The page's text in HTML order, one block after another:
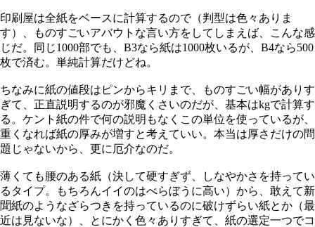
印刷屋は全紙をベースに計算するので（判型は色々ありま
す）、ものすごいアバウトな言い方をしてしまえば、こんな感
じだ。同じ1000部でも、B3なら紙は1000枚いるが、B4なら500
枚で済む。単純計算だけどね。
ちなみに紙の値段はピンからキリまで、ものすごい幅がありす
ぎて、正直説明するのが邪魔くさいのだが、基本はkgで計算す
る。ケント紙の件で何の説明もなくこの単位を使っているが、
重くなれば紙の厚みが増すと考えていい。本当は厚さだけの問
題じゃないから、更に厄介なのだ。
薄くても腰のある紙（決して硬すぎず、しなやかさを持ってい
るタイプ。もちろんイイのはべらぼうに高い）から、敢えて新
聞紙のようなざらつきを持っているのに破けずらい紙とか（最
近は見ないな）、とにかく色々ありすぎて、紙の選定一つでコ